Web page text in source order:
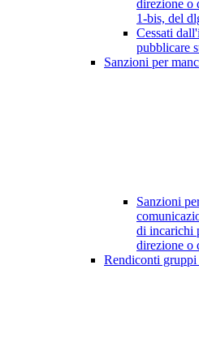
direzione o
1-bis, del
Cessati
pubblicare
Sanzioni per
Sanzioni
di incarichi
direzione o
Rendiconti